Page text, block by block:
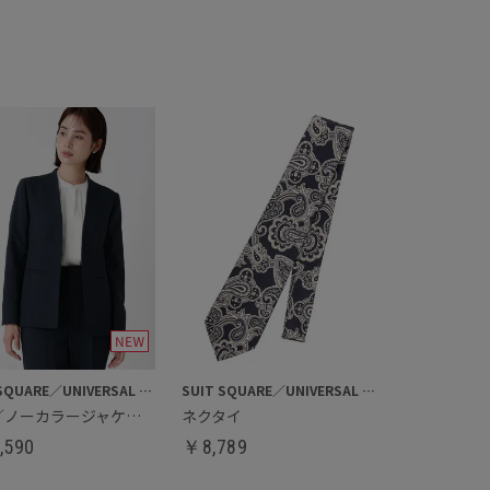
SUIT SQUARE／UNIVERSAL LANGUAGE／WHITE
通年／ノーカラージャケット
SUIT SQUARE／UNIVERSAL LANGUAGE
ネクタイ
￥ 8,789